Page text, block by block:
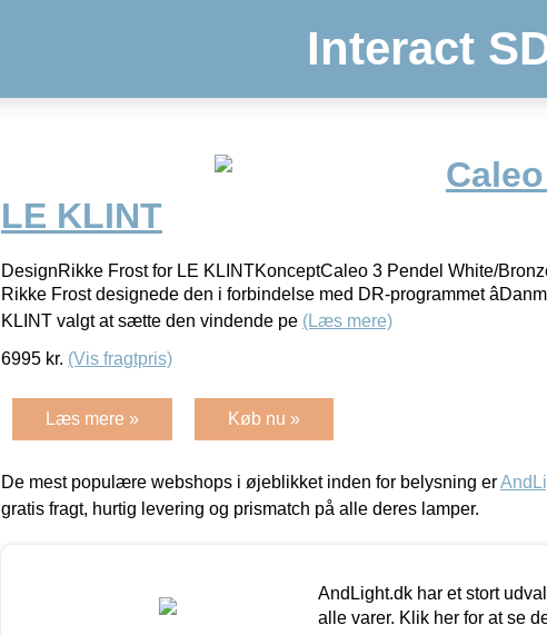
Interact
LE KLINT
DesignRikke Frost for LE KLINTKonceptCaleo 3 Pendel White/
Rikke Frost designede den i forbindelse med DR-programmet
KLINT valgt at sætte den vindende pe (Læs mere)
6995 kr. (Vis fragtpris)
Læs mere » Køb nu »
De mest populære webshops i øjeblikket inden for belysning er
gratis fragt, hurtig levering og prismatch på alle deres lamper.
AndLight.dk har et stort
alle varer. Klik her for at se